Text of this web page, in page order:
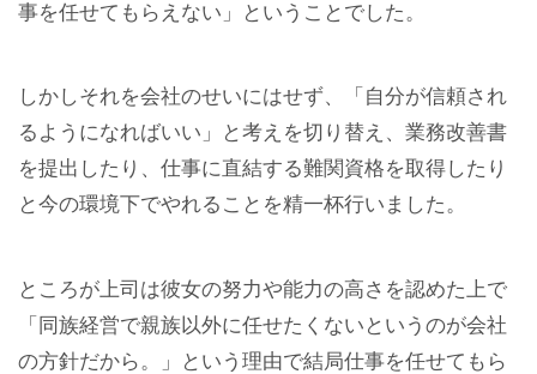
事を任せてもらえない」ということでした。
しかしそれを会社のせいにはせず、「自分が信頼され
るようになればいい」と考えを切り替え、業務改善書
を提出したり、仕事に直結する難関資格を取得したり
と今の環境下でやれることを精一杯行いました。
ところが上司は彼女の努力や能力の高さを認めた上で
「同族経営で親族以外に任せたくないというのが会社
の方針だから。」という理由で結局仕事を任せてもら